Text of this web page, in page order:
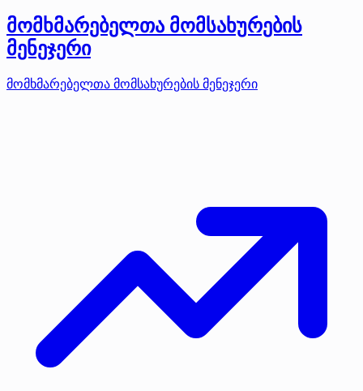
მომხმარებელთა მომსახურების
მენეჯერი
მომხმარებელთა მომსახურების მენეჯერი